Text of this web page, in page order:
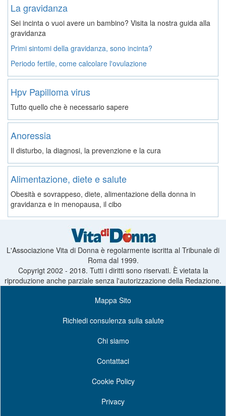
La gravidanza
Sei incinta o vuoi avere un bambino? Visita la nostra guida alla
gravidanza
Primi sintomi della gravidanza, sono incinta?
Periodo fertile, come calcolare l'ovulazione
Hpv Papilloma virus
Tutto quello che è necessario sapere
Anoressia
Il disturbo, la diagnosi, la prevenzione e la cura
Alimentazione, diete e salute
Obesità e sovrappeso, diete, alimentazione della donna in
gravidanza e in menopausa, il cibo
L'Associazione Vita di Donna è regolarmente iscritta al Tribunale di
Roma dal 1999.
Copyrigt 2002 - 2018. Tutti i diritti sono riservati. È vietata la
riproduzione anche parziale senza l'autorizzazione della Redazione.
Mappa Sito
Richiedi consulenza sulla salute
Chi siamo
Contattaci
Cookie Policy
Privacy